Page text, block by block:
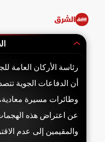
الشرق
رئاسة الأركان العامة
أن الدفاعات الجوية
وطائرات مسيرة
عن اعتراض هذه
والمقيمين إلى عدم